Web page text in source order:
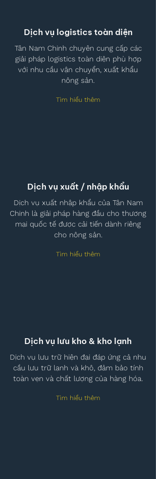
Dịch vụ logistics toàn diện
Tân Nam Chinh chuyên cung cấp các
giải pháp logistics toàn diện phù hợp
với nhu cầu vận chuyển, xuất khẩu
nông sản.
Tìm hiểu thêm
Dịch vụ xuất / nhập khẩu
Dịch vụ xuất nhập khẩu của Tân Nam
Chinh là giải pháp hàng đầu cho thương
mại quốc tế được cải tiến dành riêng
cho nông sản.
Tìm hiểu thêm
Dịch vụ lưu kho & kho lạnh
Dịch vụ lưu trữ hiện đại đáp ứng cả nhu
cầu lưu trữ lạnh và khô, đảm bảo tính
toàn vẹn và chất lượng của hàng hóa.
Tìm hiểu thêm